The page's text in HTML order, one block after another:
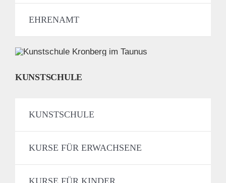
EHRENAMT
KUNSTSCHULE
KUNSTSCHULE
KURSE FÜR ERWACHSENE
KURSE FÜR KINDER